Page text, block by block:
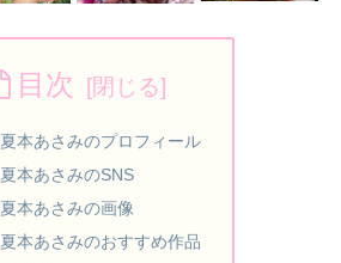
目次
夏本あさみのプロフィール
夏本あさみのSNS
夏本あさみの画像
夏本あさみのおすすめ作品